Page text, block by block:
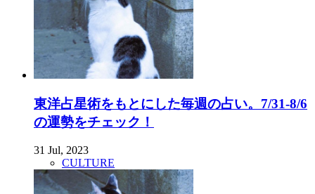
東洋占星術をもとにした毎週の占い。7/31-8/6
の運勢をチェック！
31 Jul, 2023
CULTURE